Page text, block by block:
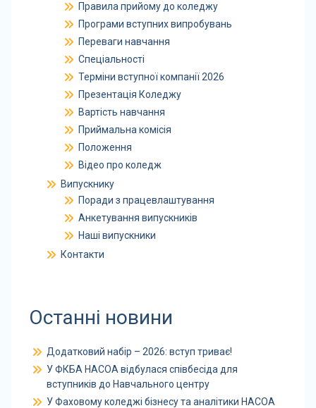
Правила прийому до коледжу
Програми вступних випробувань
Переваги навчання
Спеціальності
Терміни вступної компанії 2026
Презентація Коледжу
Вартість навчання
Приймальна комісія
Положення
Відео про коледж
Випускнику
Поради з працевлаштування
Анкетування випускників
Наші випускники
Контакти
Останні новини
Додатковий набір – 2026: вступ триває!
У ФКБА НАСОА відбулася співбесіда для
вступників до Навчального центру
У Фаховому коледжі бізнесу та аналітики НАСОА